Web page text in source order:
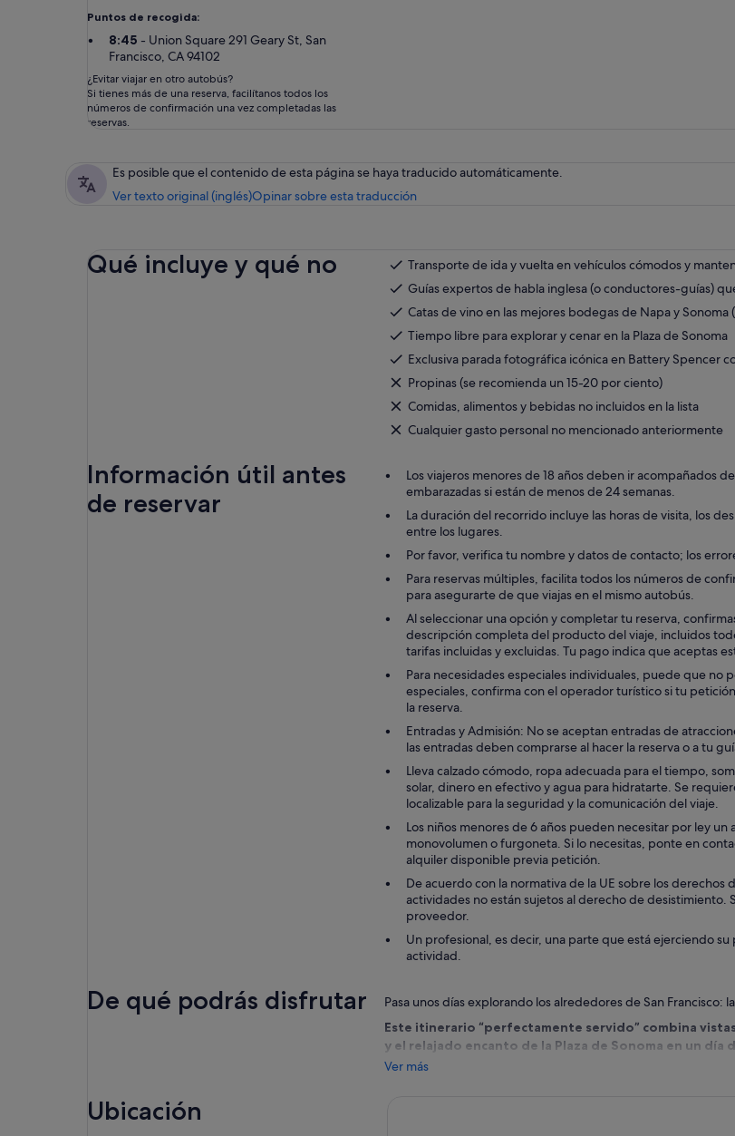
Puntos de recogida:
8:45 - Union Square 291 Geary St, San
Francisco, CA 94102
¿Evitar viajar en otro autobús?
Si tienes más de una reserva, facilítanos todos los
números de confirmación una vez completadas las
reservas.
Es posible que el contenido de esta página se haya traducido automáticamente.
Ver texto original (inglés)Opinar sobre esta traducciónSe
pestaña
nueva
Qué incluye y qué no
Transporte de ida y vuelta en vehículos cómodos y
Guías expertos de habla inglesa (o conductores-guías)
Catas de vino en las mejores bodegas de Napa y Sonoma
Tiempo libre para explorar y cenar en la Plaza de Sonoma
Exclusiva parada fotográfica icónica en Battery Spencer
Propinas (se recomienda un 15-20 por ciento)
Comidas, alimentos y bebidas no incluidos en la lista
Cualquier gasto personal no mencionado anteriormente
Información útil antes
de reservar
Los viajeros menores de 18 años deben ir acompañados
embarazadas si están de menos de 24 semanas.
La duración del recorrido incluye las horas de visita, los
entre los lugares.
Por favor, verifica tu nombre y datos de contacto; los
Para reservas múltiples, facilita todos los números de
para asegurarte de que viajas en el mismo autobús.
Al seleccionar una opción y completar tu reserva,
descripción completa del producto del viaje, incluidos
tarifas incluidas y excluidas. Tu pago indica que aceptas
Para necesidades especiales individuales, puede que no
especiales, confirma con el operador turístico si tu
la reserva.
Entradas y Admisión: No se aceptan entradas de
las entradas deben comprarse al hacer la reserva o a tu
Lleva calzado cómodo, ropa adecuada para el tiempo,
solar, dinero en efectivo y agua para hidratarte. Se
localizable para la seguridad y la comunicación del viaje.
Los niños menores de 6 años pueden necesitar por ley
monovolumen o furgoneta. Si lo necesitas, ponte en
alquiler disponible previa petición.
De acuerdo con la normativa de la UE sobre los derechos
actividades no están sujetos al derecho de desistimiento.
proveedor.
Un profesional, es decir, una parte que está ejerciendo
actividad.
De qué podrás disfrutar
Pasa unos días explorando los alrededores de San Francisco:
Este itinerario “perfectamente servido” combina
y el relajado encanto de la Plaza de Sonoma en un
horizonte hasta sorbos de viñedos, es una experiencia
Ver más
Ubicación